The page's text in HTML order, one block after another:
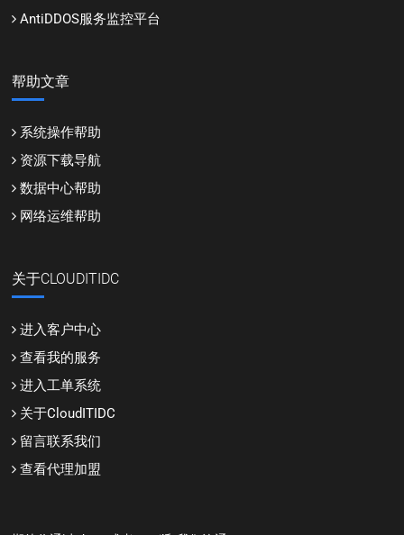
AntiDDOS服务监控平台
帮助文章
系统操作帮助
资源下载导航
数据中心帮助
网络运维帮助
关于CLOUDITIDC
进入客户中心
查看我的服务
进入工单系统
关于CloudITIDC
留言联系我们
查看代理加盟